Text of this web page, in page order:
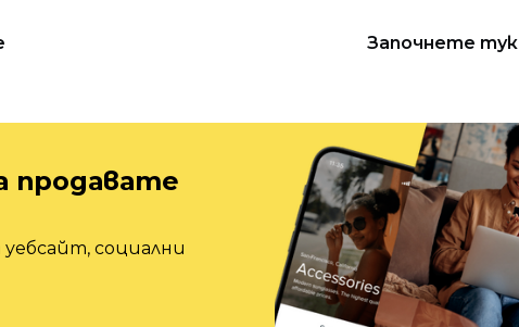
Започнете тук
продавате
социални